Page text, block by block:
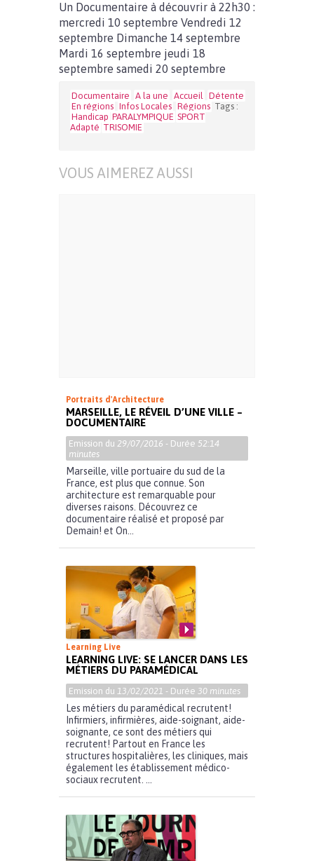
Un Documentaire à découvrir à 22h30 :
mercredi 10 septembre Vendredi 12
septembre Dimanche 14 septembre
Mardi 16 septembre jeudi 18
septembre samedi 20 septembre
Documentaire A la une Accueil Détente
En régions Infos Locales Régions Tags :
Handicap PARALYMPIQUE SPORT
Adapté TRISOMIE
VOUS AIMEREZ AUSSI
Portraits d'Architecture
MARSEILLE, LE RÉVEIL D’UNE VILLE –
DOCUMENTAIRE
Emission du 29/07/2016 - Durée 52:14
minutes
Marseille, ville portuaire du sud de la
France, est plus que connue. Son
architecture est remarquable pour
diverses raisons. Découvrez ce
documentaire réalisé et proposé par
Demain! et On...
Learning Live
LEARNING LIVE: SE LANCER DANS LES
MÉTIERS DU PARAMÉDICAL
Emission du 13/02/2021 - Durée 30 minutes
Les métiers du paramédical recrutent!
Infirmiers, infirmières, aide-soignant, aide-
soignante, ce sont des métiers qui
recrutent! Partout en France les
structures hospitalières, les cliniques, mais
également les établissement médico-
sociaux recrutent. ...